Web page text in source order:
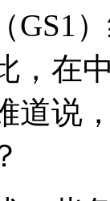
GS1
，在
道说